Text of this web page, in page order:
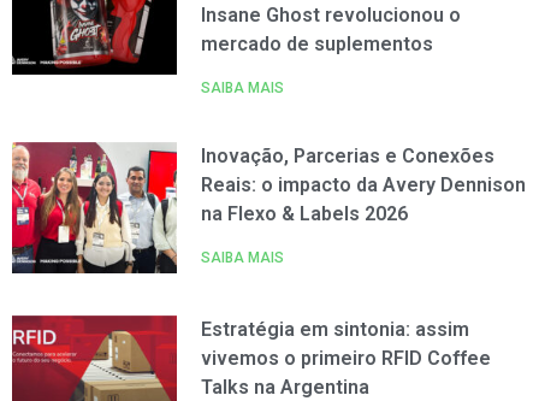
Insane Ghost revolucionou o
mercado de suplementos
SAIBA MAIS
Inovação, Parcerias e Conexões
Reais: o impacto da Avery Dennison
na Flexo & Labels 2026
SAIBA MAIS
Estratégia em sintonia: assim
vivemos o primeiro RFID Coffee
Talks na Argentina